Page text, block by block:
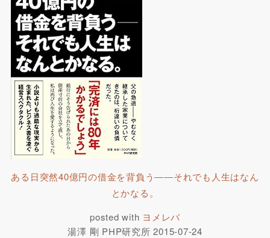
ある日突然40億円の借金を背負う――それでも人生はなん
とかなる。
posted with ヨメレバ
湯澤 剛 PHP研究所 2015-07-24